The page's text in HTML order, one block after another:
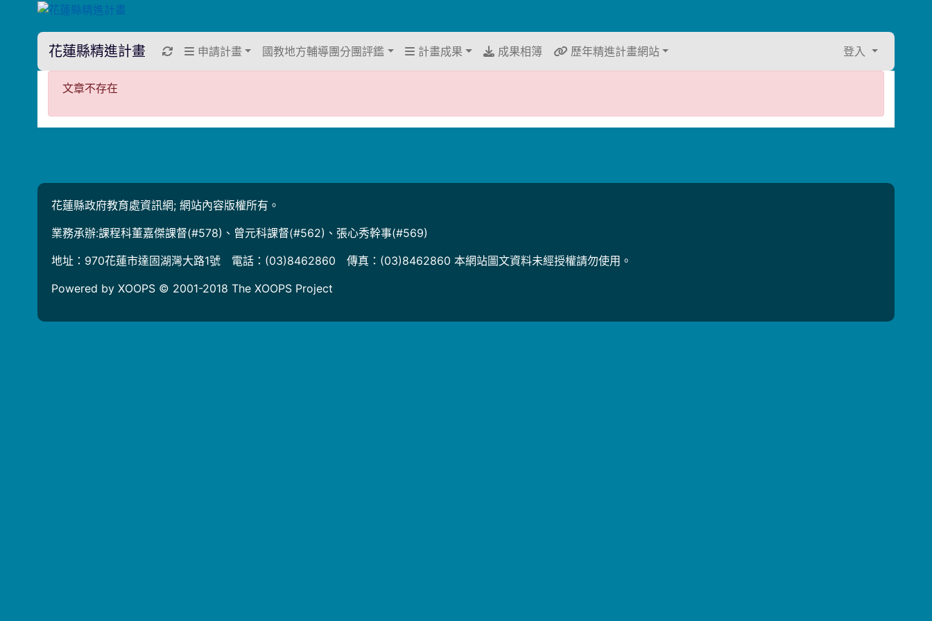
花蓮縣精進計畫 重新取得佈景設定
申請計畫 國教地方輔導團分團評鑑 計畫成果 成果相簿 歷年精進計畫網站 登入
文章不存在
文章不存在
花蓮縣政府教育處資訊網; 網站內容版權所有。
業務承辦:課程科董嘉傑課督(#578)、曾元科課督(#562)、張心秀幹事(#569)
地址：970花蓮市達固湖灣大路1號 電話：(03)8462860 傳真：(03)8462860 本網站圖文資料未經授權請勿使用。
Powered by XOOPS © 2001-2018 The XOOPS Project